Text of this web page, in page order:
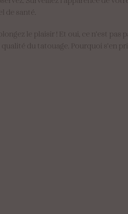
de santé.
le plaisir ! Et oui, ce n’est
du tatouage. Pourquoi s’en